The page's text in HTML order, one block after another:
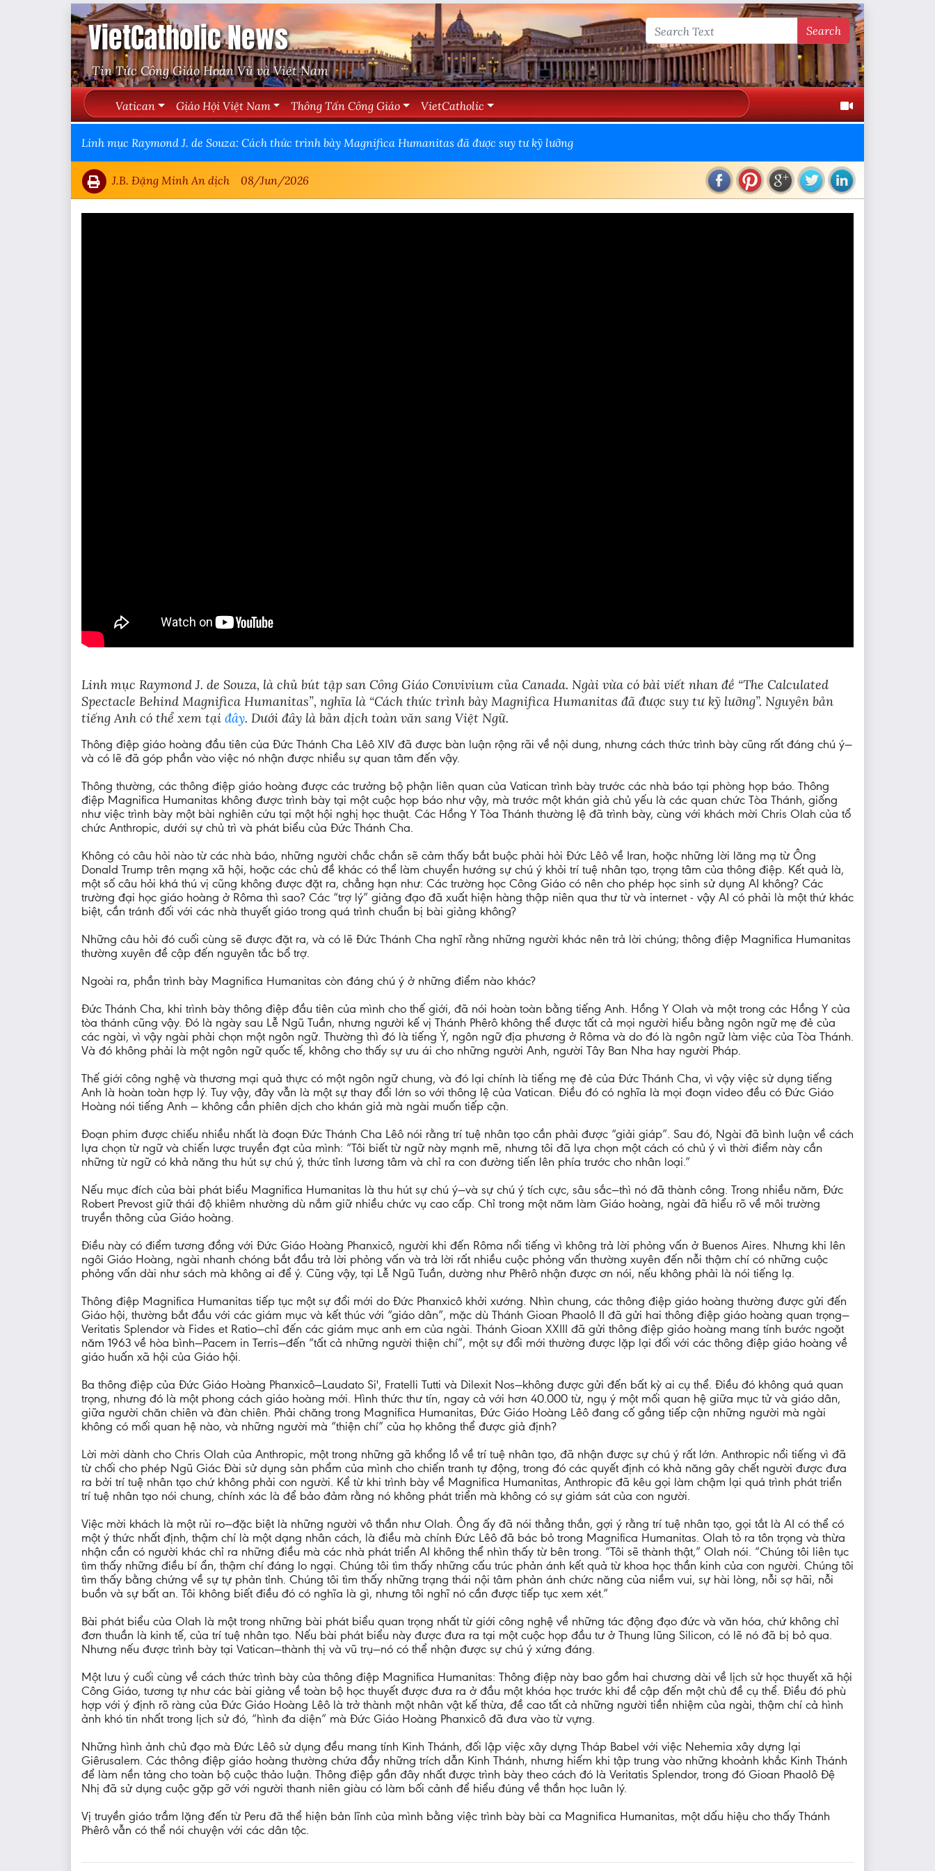
VietCatholic News
Tin Tức Công Giáo Hoàn Vũ và Việt Nam
Search
Vatican Giáo Hội Việt Nam Thông Tấn Công Giáo VietCatholic
Linh mục Raymond J. de Souza: Cách thức trình bày Magnifica Humanitas đã được suy tư kỹ lưỡng
J.B. Đặng Minh An dịch 08/Jun/2026
Linh mục Raymond J. de Souza, là chủ bút tập san Công Giáo Convivium của Canada. Ngài vừa có bài viết nhan đề “The Calculated
Spectacle Behind Magnifica Humanitas”, nghĩa là “Cách thức trình bày Magnifica Humanitas đã được suy tư kỹ lưỡng”. Nguyên bản
tiếng Anh có thể xem tại đây. Dưới đây là bản dịch toàn văn sang Việt Ngữ.
Thông điệp giáo hoàng đầu tiên của Đức Thánh Cha Lêô XIV đã được bàn luận rộng rãi về nội dung, nhưng cách thức trình bày cũng rất đáng chú ý—
và có lẽ đã góp phần vào việc nó nhận được nhiều sự quan tâm đến vậy.
Thông thường, các thông điệp giáo hoàng được các trưởng bộ phận liên quan của Vatican trình bày trước các nhà báo tại phòng họp báo. Thông
điệp Magnifica Humanitas không được trình bày tại một cuộc họp báo như vậy, mà trước một khán giả chủ yếu là các quan chức Tòa Thánh, giống
như việc trình bày một bài nghiên cứu tại một hội nghị học thuật. Các Hồng Y Tòa Thánh thường lệ đã trình bày, cùng với khách mời Chris Olah của tổ
chức Anthropic, dưới sự chủ trì và phát biểu của Đức Thánh Cha.
Không có câu hỏi nào từ các nhà báo, những người chắc chắn sẽ cảm thấy bắt buộc phải hỏi Đức Lêô về Iran, hoặc những lời lăng mạ từ Ông
Donald Trump trên mạng xã hội, hoặc các chủ đề khác có thể làm chuyển hướng sự chú ý khỏi trí tuệ nhân tạo, trọng tâm của thông điệp. Kết quả là,
một số câu hỏi khá thú vị cũng không được đặt ra, chẳng hạn như: Các trường học Công Giáo có nên cho phép học sinh sử dụng AI không? Các
trường đại học giáo hoàng ở Rôma thì sao? Các “trợ lý” giảng đạo đã xuất hiện hàng thập niên qua thư từ và internet - vậy AI có phải là một thứ khác
biệt, cần tránh đối với các nhà thuyết giáo trong quá trình chuẩn bị bài giảng không?
Những câu hỏi đó cuối cùng sẽ được đặt ra, và có lẽ Đức Thánh Cha nghĩ rằng những người khác nên trả lời chúng; thông điệp Magnifica Humanitas
thường xuyên đề cập đến nguyên tắc bổ trợ.
Ngoài ra, phần trình bày Magnifica Humanitas còn đáng chú ý ở những điểm nào khác?
Đức Thánh Cha, khi trình bày thông điệp đầu tiên của mình cho thế giới, đã nói hoàn toàn bằng tiếng Anh. Hồng Y Olah và một trong các Hồng Y của
tòa thánh cũng vậy. Đó là ngày sau Lễ Ngũ Tuần, nhưng người kế vị Thánh Phêrô không thể được tất cả mọi người hiểu bằng ngôn ngữ mẹ đẻ của
các ngài, vì vậy ngài phải chọn một ngôn ngữ. Thường thì đó là tiếng Ý, ngôn ngữ địa phương ở Rôma và do đó là ngôn ngữ làm việc của Tòa Thánh.
Và đó không phải là một ngôn ngữ quốc tế, không cho thấy sự ưu ái cho những người Anh, người Tây Ban Nha hay người Pháp.
Thế giới công nghệ và thương mại quả thực có một ngôn ngữ chung, và đó lại chính là tiếng mẹ đẻ của Đức Thánh Cha, vì vậy việc sử dụng tiếng
Anh là hoàn toàn hợp lý. Tuy vậy, đây vẫn là một sự thay đổi lớn so với thông lệ của Vatican. Điều đó có nghĩa là mọi đoạn video đều có Đức Giáo
Hoàng nói tiếng Anh — không cần phiên dịch cho khán giả mà ngài muốn tiếp cận.
Đoạn phim được chiếu nhiều nhất là đoạn Đức Thánh Cha Lêô nói rằng trí tuệ nhân tạo cần phải được “giải giáp”. Sau đó, Ngài đã bình luận về cách
lựa chọn từ ngữ và chiến lược truyền đạt của mình: “Tôi biết từ ngữ này mạnh mẽ, nhưng tôi đã lựa chọn một cách có chủ ý vì thời điểm này cần
những từ ngữ có khả năng thu hút sự chú ý, thức tỉnh lương tâm và chỉ ra con đường tiến lên phía trước cho nhân loại.”
Nếu mục đích của bài phát biểu Magnifica Humanitas là thu hút sự chú ý—và sự chú ý tích cực, sâu sắc—thì nó đã thành công. Trong nhiều năm, Đức
Robert Prevost giữ thái độ khiêm nhường dù nắm giữ nhiều chức vụ cao cấp. Chỉ trong một năm làm Giáo hoàng, ngài đã hiểu rõ về môi trường
truyền thông của Giáo hoàng.
Điều này có điểm tương đồng với Đức Giáo Hoàng Phanxicô, người khi đến Rôma nổi tiếng vì không trả lời phỏng vấn ở Buenos Aires. Nhưng khi lên
ngôi Giáo Hoàng, ngài nhanh chóng bắt đầu trả lời phỏng vấn và trả lời rất nhiều cuộc phỏng vấn thường xuyên đến nỗi thậm chí có những cuộc
phỏng vấn dài như sách mà không ai để ý. Cũng vậy, tại Lễ Ngũ Tuần, dường như Phêrô nhận được ơn nói, nếu không phải là nói tiếng lạ.
Thông điệp Magnifica Humanitas tiếp tục một sự đổi mới do Đức Phanxicô khởi xướng. Nhìn chung, các thông điệp giáo hoàng thường được gửi đến
Giáo hội, thường bắt đầu với các giám mục và kết thúc với “giáo dân”, mặc dù Thánh Gioan Phaolô II đã gửi hai thông điệp giáo hoàng quan trọng—
Veritatis Splendor và Fides et Ratio—chỉ đến các giám mục anh em của ngài. Thánh Gioan XXIII đã gửi thông điệp giáo hoàng mang tính bước ngoặt
năm 1963 về hòa bình—Pacem in Terris—đến “tất cả những người thiện chí”, một sự đổi mới thường được lặp lại đối với các thông điệp giáo hoàng về
giáo huấn xã hội của Giáo hội.
Ba thông điệp của Đức Giáo Hoàng Phanxicô—Laudato Si', Fratelli Tutti và Dilexit Nos—không được gửi đến bất kỳ ai cụ thể. Điều đó không quá quan
trọng, nhưng đó là một phong cách giáo hoàng mới. Hình thức thư tín, ngay cả với hơn 40.000 từ, ngụ ý một mối quan hệ giữa mục tử và giáo dân,
giữa người chăn chiên và đàn chiên. Phải chăng trong Magnifica Humanitas, Đức Giáo Hoàng Lêô đang cố gắng tiếp cận những người mà ngài
không có mối quan hệ nào, và những người mà “thiện chí” của họ không thể được giả định?
Lời mời dành cho Chris Olah của Anthropic, một trong những gã khổng lồ về trí tuệ nhân tạo, đã nhận được sự chú ý rất lớn. Anthropic nổi tiếng vì đã
từ chối cho phép Ngũ Giác Đài sử dụng sản phẩm của mình cho chiến tranh tự động, trong đó các quyết định có khả năng gây chết người được đưa
ra bởi trí tuệ nhân tạo chứ không phải con người. Kể từ khi trình bày về Magnifica Humanitas, Anthropic đã kêu gọi làm chậm lại quá trình phát triển
trí tuệ nhân tạo nói chung, chính xác là để bảo đảm rằng nó không phát triển mà không có sự giám sát của con người.
Việc mời khách là một rủi ro—đặc biệt là những người vô thần như Olah. Ông ấy đã nói thẳng thắn, gợi ý rằng trí tuệ nhân tạo, gọi tắt là AI có thể có
một ý thức nhất định, thậm chí là một dạng nhân cách, là điều mà chính Đức Lêô đã bác bỏ trong Magnifica Humanitas. Olah tỏ ra tôn trọng và thừa
nhận cần có người khác chỉ ra những điều mà các nhà phát triển AI không thể nhìn thấy từ bên trong. “Tôi sẽ thành thật,” Olah nói. “Chúng tôi liên tục
tìm thấy những điều bí ẩn, thậm chí đáng lo ngại. Chúng tôi tìm thấy những cấu trúc phản ánh kết quả từ khoa học thần kinh của con người. Chúng tôi
tìm thấy bằng chứng về sự tự phản tỉnh. Chúng tôi tìm thấy những trạng thái nội tâm phản ánh chức năng của niềm vui, sự hài lòng, nỗi sợ hãi, nỗi
buồn và sự bất an. Tôi không biết điều đó có nghĩa là gì, nhưng tôi nghĩ nó cần được tiếp tục xem xét.”
Bài phát biểu của Olah là một trong những bài phát biểu quan trọng nhất từ giới công nghệ về những tác động đạo đức và văn hóa, chứ không chỉ
đơn thuần là kinh tế, của trí tuệ nhân tạo. Nếu bài phát biểu này được đưa ra tại một cuộc họp đầu tư ở Thung lũng Silicon, có lẽ nó đã bị bỏ qua.
Nhưng nếu được trình bày tại Vatican—thành thị và vũ trụ—nó có thể nhận được sự chú ý xứng đáng.
Một lưu ý cuối cùng về cách thức trình bày của thông điệp Magnifica Humanitas: Thông điệp này bao gồm hai chương dài về lịch sử học thuyết xã hội
Công Giáo, tương tự như các bài giảng về toàn bộ học thuyết được đưa ra ở đầu một khóa học trước khi đề cập đến một chủ đề cụ thể. Điều đó phù
hợp với ý định rõ ràng của Đức Giáo Hoàng Lêô là trở thành một nhân vật kế thừa, đề cao tất cả những người tiền nhiệm của ngài, thậm chí cả hình
ảnh khó tin nhất trong lịch sử đó, “hình đa diện” mà Đức Giáo Hoàng Phanxicô đã đưa vào từ vựng.
Những hình ảnh chủ đạo mà Đức Lêô sử dụng đều mang tính Kinh Thánh, đối lập việc xây dựng Tháp Babel với việc Nehemia xây dựng lại
Giêrusalem. Các thông điệp giáo hoàng thường chứa đầy những trích dẫn Kinh Thánh, nhưng hiếm khi tập trung vào những khoảnh khắc Kinh Thánh
để làm nền tảng cho toàn bộ cuộc thảo luận. Thông điệp gần đây nhất được trình bày theo cách đó là Veritatis Splendor, trong đó Gioan Phaolô Đệ
Nhị đã sử dụng cuộc gặp gỡ với người thanh niên giàu có làm bối cảnh để hiểu đúng về thần học luân lý.
Vị truyền giáo trầm lặng đến từ Peru đã thể hiện bản lĩnh của mình bằng việc trình bày bài ca Magnifica Humanitas, một dấu hiệu cho thấy Thánh
Phêrô vẫn có thể nói chuyện với các dân tộc.